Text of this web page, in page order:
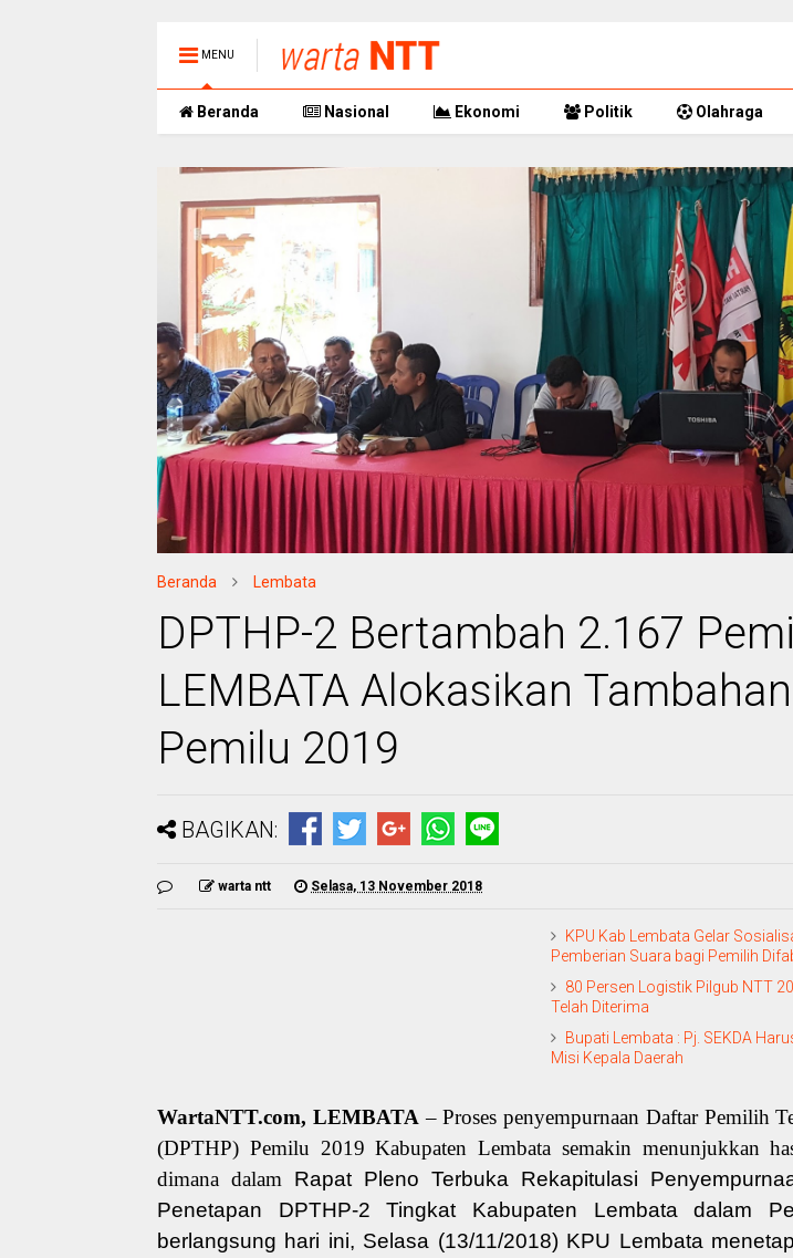
MENU
Beranda Nasional Ekonomi Politik Olahraga
Beranda Lembata
DPTHP-2 Bertambah 2.167
LEMBATA Alokasikan
Pemilu 2019
BAGIKAN:
warta ntt Selasa, 13 November 2018
KPU Kab Lembata Gelar
Pemberian Suara bagi Pemilih
80 Persen Logistik Pilgub NTT
Telah Diterima
Bupati Lembata : Pj. SEKDA
Misi Kepala Daerah
WartaNTT.com, LEMBATA – Proses penyempurnaan Daftar Pemilih
(DPTHP) Pemilu 2019 Kabupaten Lembata semakin menunjukkan
dimana dalam Rapat Pleno Terbuka Rekapitulasi
Penetapan DPTHP-2 Tingkat Kabupaten Lembata dalam
berlangsung hari ini, Selasa (13/11/2018) KPU Lembata